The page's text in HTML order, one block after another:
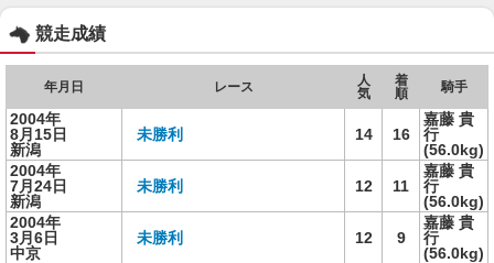
競走成績
年月日 レース
人
気
着
順
騎手
2004年
8月15日
新潟
未勝利 14 16
嘉藤 貴
行
(56.0kg)
2004年
7月24日
新潟
未勝利 12 11
嘉藤 貴
行
(56.0kg)
2004年
3月6日
中京
未勝利 12 9
嘉藤 貴
行
(56.0kg)